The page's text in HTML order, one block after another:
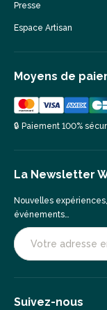
Presse
Espace Artisan
Moyens de
🔒 Paiement 100%
La Newsletter
Nouvelles
événements…
Suivez-nous